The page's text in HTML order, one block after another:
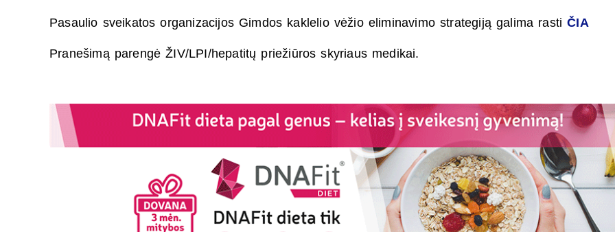
Pasaulio sveikatos organizacijos Gimdos kaklelio vėžio eliminavimo strategiją galima rasti ČIA
Pranešimą parengė ŽIV/LPI/hepatitų priežiūros skyriaus medikai.